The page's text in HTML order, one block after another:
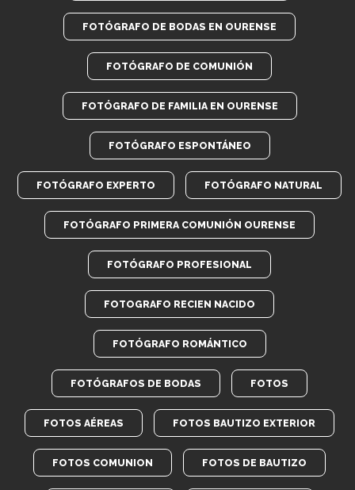
FOTÓGRAFO DE BODAS EN OURENSE
FOTÓGRAFO DE COMUNIÓN
FOTÓGRAFO DE FAMILIA EN OURENSE
FOTÓGRAFO ESPONTÁNEO
FOTÓGRAFO EXPERTO FOTÓGRAFO NATURAL
FOTÓGRAFO PRIMERA COMUNIÓN OURENSE
FOTÓGRAFO PROFESIONAL
FOTOGRAFO RECIEN NACIDO
FOTÓGRAFO ROMÁNTICO
FOTÓGRAFOS DE BODAS FOTOS
FOTOS AÉREAS FOTOS BAUTIZO EXTERIOR
FOTOS COMUNION FOTOS DE BAUTIZO